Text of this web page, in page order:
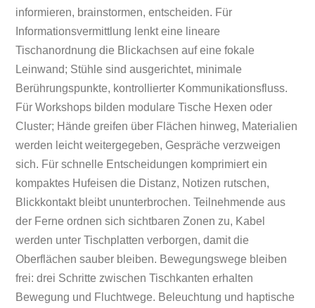
informieren, brainstormen, entscheiden. Für
Informationsvermittlung lenkt eine lineare
Tischanordnung die Blickachsen auf eine fokale
Leinwand; Stühle sind ausgerichtet, minimale
Berührungspunkte, kontrollierter Kommunikationsfluss.
Für Workshops bilden modulare Tische Hexen oder
Cluster; Hände greifen über Flächen hinweg, Materialien
werden leicht weitergegeben, Gespräche verzweigen
sich. Für schnelle Entscheidungen komprimiert ein
kompaktes Hufeisen die Distanz, Notizen rutschen,
Blickkontakt bleibt ununterbrochen. Teilnehmende aus
der Ferne ordnen sich sichtbaren Zonen zu, Kabel
werden unter Tischplatten verborgen, damit die
Oberflächen sauber bleiben. Bewegungswege bleiben
frei: drei Schritte zwischen Tischkanten erhalten
Bewegung und Fluchtwege. Beleuchtung und haptische